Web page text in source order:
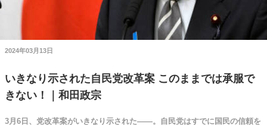
2024年03月13日
いきなり示された自民党改革案 このままでは承服で
きない！｜和田政宗
3月6日、党改革案がいきなり示された――。自民党はすでに国民の信頼を